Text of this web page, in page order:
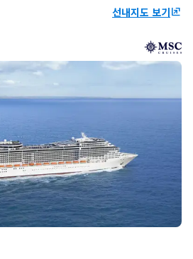
선내지도 보기ungroup